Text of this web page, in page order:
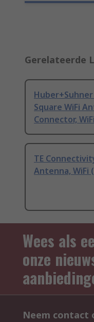
Gerelateerde
Huber+Suhner
Square WiFi
Connector,
TE
Antenna, WiFi
Wees als
onze
Neem contact